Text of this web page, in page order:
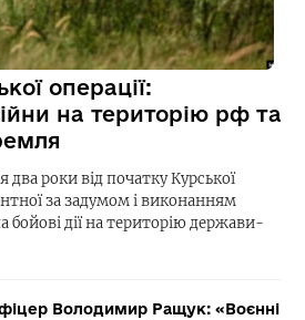
операції:
на територію рф та
два роки від початку Курської
за задумом і виконанням
бойові дії на територію держави-
Володимир Ращук: «Воєнні